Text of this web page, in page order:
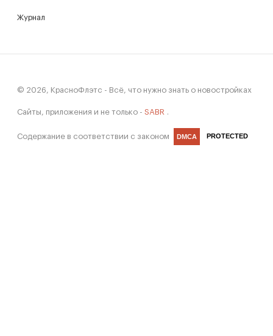
Журнал
© 2026, КрасноФлэтс - Всё, что нужно знать о новостройках
Сайты, приложения и не только - SABR
Содержание в соответствии с законом DMCA PROTECTED